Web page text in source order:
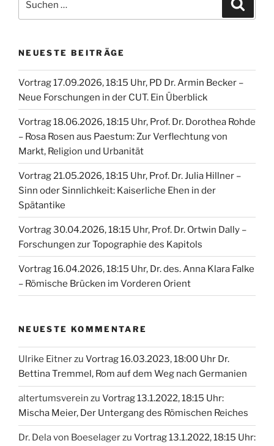
nach:
NEUESTE BEITRÄGE
Vortrag 17.09.2026, 18:15 Uhr, PD Dr. Armin Becker –
Neue Forschungen in der CUT. Ein Überblick
Vortrag 18.06.2026, 18:15 Uhr, Prof. Dr. Dorothea Rohde
– Rosa Rosen aus Paestum: Zur Verflechtung von
Markt, Religion und Urbanität
Vortrag 21.05.2026, 18:15 Uhr, Prof. Dr. Julia Hillner –
Sinn oder Sinnlichkeit: Kaiserliche Ehen in der
Spätantike
Vortrag 30.04.2026, 18:15 Uhr, Prof. Dr. Ortwin Dally –
Forschungen zur Topographie des Kapitols
Vortrag 16.04.2026, 18:15 Uhr, Dr. des. Anna Klara Falke
– Römische Brücken im Vorderen Orient
NEUESTE KOMMENTARE
Ulrike Eitnerzu Vortrag 16.03.2023, 18:00 Uhr Dr.
Bettina Tremmel, Rom auf dem Weg nach Germanien
altertumsverein zu Vortrag 13.1.2022, 18:15 Uhr:
Mischa Meier, Der Untergang des Römischen Reiches
Dr. Dela von Boeselagerzu Vortrag 13.1.2022, 18:15 Uhr: